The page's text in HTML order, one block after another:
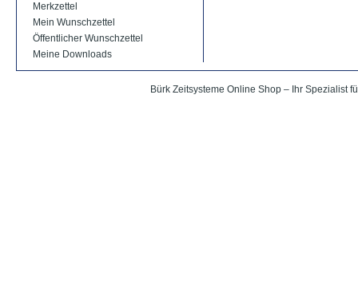
Merkzettel
Mein Wunschzettel
Öffentlicher Wunschzettel
Meine Downloads
Bürk Zeitsysteme Online Shop – Ihr Spezialist